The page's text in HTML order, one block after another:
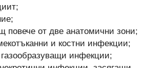
повече от две анатомични зони;
и костни инфекции;
газообразуващи инфекции;